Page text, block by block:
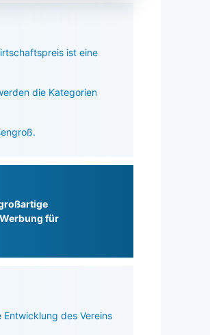
ist eine
die Kategorien
für
des Vereins